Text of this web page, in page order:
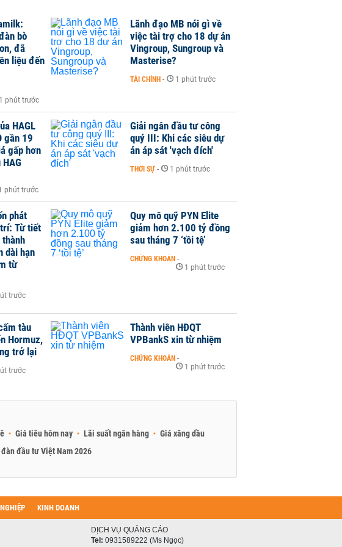
bò
đã
liệu đến
1 phút trước
Lãnh đạo MB nói gì về
việc tài trợ cho 18 dự án
Vingroup, Sungroup và
Masterise?
TÀI CHÍNH - 1 phút trước
HAGL
gần 19
gấp hơn
phút trước
Giải ngân đầu tư công
quý III: Khi các siêu dự
án áp sát 'vạch đích'
THỜI SỰ - 1 phút trước
phát
Từ tiết
dài hạn
từ
trước
Quy mô quỹ PYN Elite
giảm hơn 2.100 tỷ đồng
sau tháng 7 ‘tồi tệ’
CHỨNG KHOÁN -
1 phút trước
tàu
Hormuz,
trở lại
trước
Thành viên HĐQT
VPBankS xin từ nhiệm
CHỨNG KHOÁN -
1 phút trước
Giá tiêu hôm nay Lãi suất ngân hàng
Giá xăng dầu
đầu tư Việt Nam 2026
KINH DOANH
DỊCH VỤ QUẢNG CÁO
Tel: 0931589222 (Ms Ngọc)